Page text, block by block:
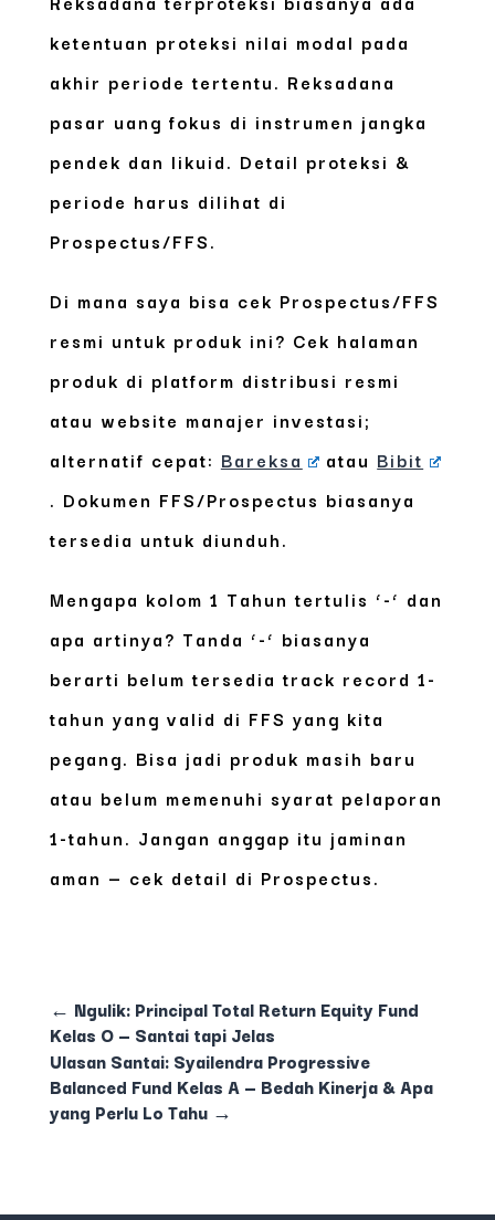
ketentuan proteksi nilai modal pada
akhir periode tertentu. Reksadana
pasar uang fokus di instrumen jangka
pendek dan likuid. Detail proteksi &
periode harus dilihat di
Prospectus/FFS.
Di mana saya bisa cek Prospectus/FFS
resmi untuk produk ini? Cek halaman
produk di platform distribusi resmi
atau website manajer investasi;
alternatif cepat: Bareksa atau Bibit
. Dokumen FFS/Prospectus biasanya
tersedia untuk diunduh.
Mengapa kolom 1 Tahun tertulis ‘-‘ dan
apa artinya? Tanda ‘-‘ biasanya
berarti belum tersedia track record 1-
tahun yang valid di FFS yang kita
pegang. Bisa jadi produk masih baru
atau belum memenuhi syarat pelaporan
1-tahun. Jangan anggap itu jaminan
aman — cek detail di Prospectus.
← Ngulik: Principal Total Return Equity Fund
Kelas O — Santai tapi Jelas
Ulasan Santai: Syailendra Progressive
Balanced Fund Kelas A — Bedah Kinerja & Apa
yang Perlu Lo Tahu→